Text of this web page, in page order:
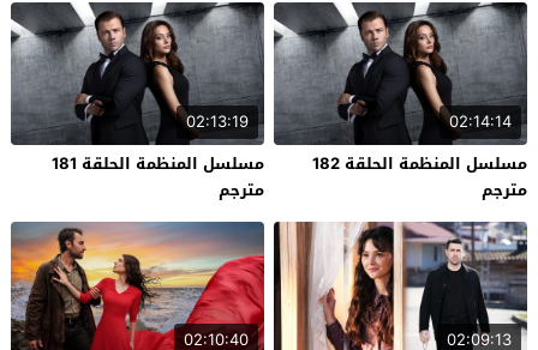
02:14:14
مسلسل المنظمة الحلقة 182
مترجم
02:13:19
مسلسل المنظمة الحلقة 181
مترجم
02:09:13
02:10:40